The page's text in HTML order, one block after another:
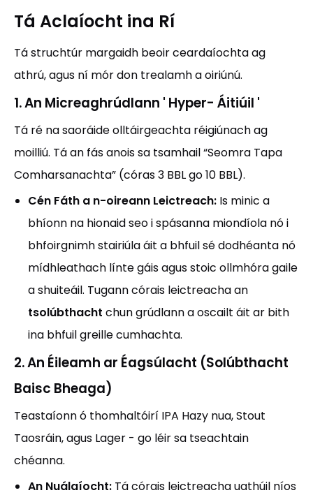
Tá Aclaíocht ina Rí
Tá struchtúr margaidh beoir ceardaíochta ag
athrú, agus ní mór don trealamh a oiriúnú.
1. An Micreaghrúdlann ' Hyper- Áitiúil '
Tá ré na saoráide olltáirgeachta réigiúnach ag
moilliú. Tá an fás anois sa tsamhail “Seomra Tapa
Comharsanachta” (córas 3 BBL go 10 BBL).
Cén Fáth a n-oireann Leictreach: Is minic a
bhíonn na hionaid seo i spásanna miondíola nó i
bhfoirgnimh stairiúla áit a bhfuil sé dodhéanta nó
mídhleathach línte gáis agus stoic ollmhóra gaile
a shuiteáil. Tugann córais leictreacha an
tsolúbthacht chun grúdlann a oscailt áit ar bith
ina bhfuil greille cumhachta.
2. An Éileamh ar Éagsúlacht (Solúbthacht
Baisc Bheaga)
Teastaíonn ó thomhaltóirí IPA Hazy nua, Stout
Taosráin, agus Lager - go léir sa tseachtain
chéanna.
An Nuálaíocht: Tá córais leictreacha uathúil níos